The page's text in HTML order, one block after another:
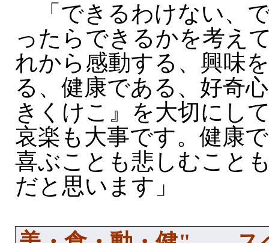
「できるわけない、
ったらできるかを考え
れから感動する、興味
る、健康である、好奇
きくけこ』を大切にし
哀楽も大事です。健康
喜ぶことも悲しむこと
だと思います」